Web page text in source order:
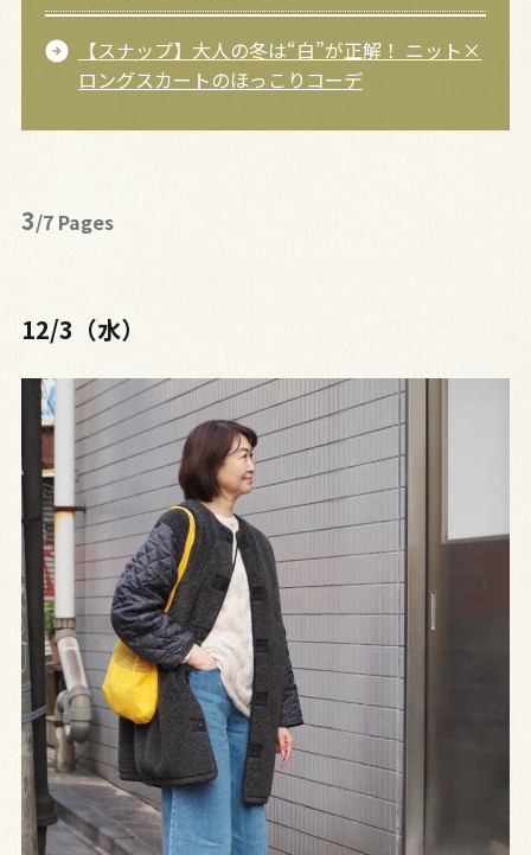
【スナップ】大人の冬は“白”が正解！ ニット×
ロングスカートのほっこりコーデ
3/7 Pages
12/3（水）